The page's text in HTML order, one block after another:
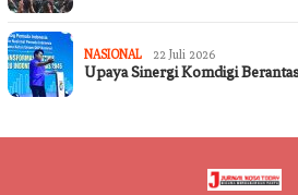
NASIONAL 22 Juli 2026
Upaya Sinergi Komdigi